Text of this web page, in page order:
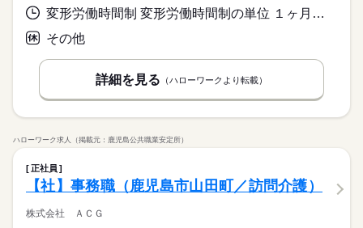
変形労働時間制 変形労働時間制の単位 １ヶ月単位 就業時間１ 15時00分〜0時00分 又は 〜の時間の間の8時間 就業時間に関する特記事項 １か月単位の変形労働時間制
その他
詳細を見る （ハローワークより転載）
ハローワーク求人（掲載元：鹿児島公共職業安定所）
正社員
【社】事務職（鹿児島市山田町／訪問介護）
株式会社 ＡＣＧ